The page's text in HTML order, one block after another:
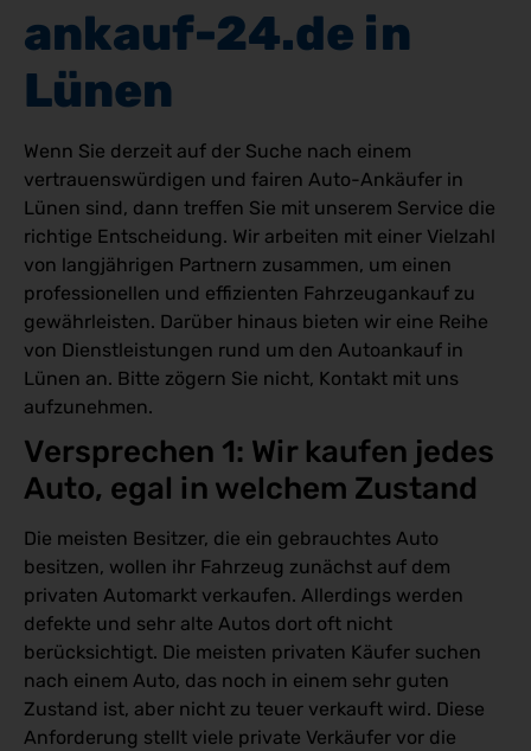
ankauf-24.de in
Lünen
Wenn Sie derzeit auf der Suche nach einem
vertrauenswürdigen und fairen Auto-Ankäufer in
Lünen sind, dann treffen Sie mit unserem Service die
richtige Entscheidung. Wir arbeiten mit einer Vielzahl
von langjährigen Partnern zusammen, um einen
professionellen und effizienten Fahrzeugankauf zu
gewährleisten. Darüber hinaus bieten wir eine Reihe
von Dienstleistungen rund um den Autoankauf in
Lünen an. Bitte zögern Sie nicht, Kontakt mit uns
aufzunehmen.
Versprechen 1: Wir kaufen jedes
Auto, egal in welchem Zustand
Die meisten Besitzer, die ein gebrauchtes Auto
besitzen, wollen ihr Fahrzeug zunächst auf dem
privaten Automarkt verkaufen. Allerdings werden
defekte und sehr alte Autos dort oft nicht
berücksichtigt. Die meisten privaten Käufer suchen
nach einem Auto, das noch in einem sehr guten
Zustand ist, aber nicht zu teuer verkauft wird. Diese
Anforderung stellt viele private Verkäufer vor die